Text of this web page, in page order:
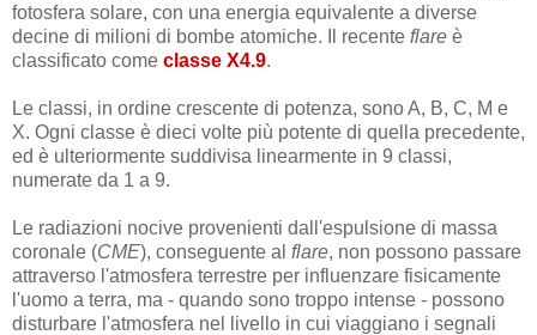
fotosfera solare, con una energia equivalente a diverse
decine di milioni di bombe atomiche. Il recente flare è
classificato come classe X4.9.
Le classi, in ordine crescente di potenza, sono A, B, C, M e
X. Ogni classe è dieci volte più potente di quella precedente,
ed è ulteriormente suddivisa linearmente in 9 classi,
numerate da 1 a 9.
Le radiazioni nocive provenienti dall'espulsione di massa
coronale (CME), conseguente al flare, non possono passare
attraverso l'atmosfera terrestre per influenzare fisicamente
l'uomo a terra, ma - quando sono troppo intense - possono
disturbare l'atmosfera nel livello in cui viaggiano i segnali